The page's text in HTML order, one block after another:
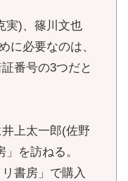
実)、篠川文也
に必要なのは、
番号の3つだと
上太一郎(佐野
を訪ねる。
書房」で購入